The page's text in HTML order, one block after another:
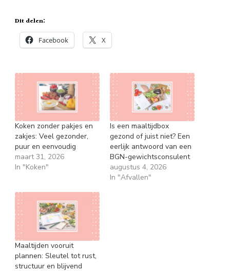
Dit delen:
Facebook X
Koken zonder pakjes en
zakjes: Veel gezonder,
puur en eenvoudig
maart 31, 2026
In "Koken"
Is een maaltijdbox
gezond of juist niet? Een
eerlijk antwoord van een
BGN-gewichtsconsulent
augustus 4, 2026
In "Afvallen"
Maaltijden vooruit
plannen: Sleutel tot rust,
structuur en blijvend